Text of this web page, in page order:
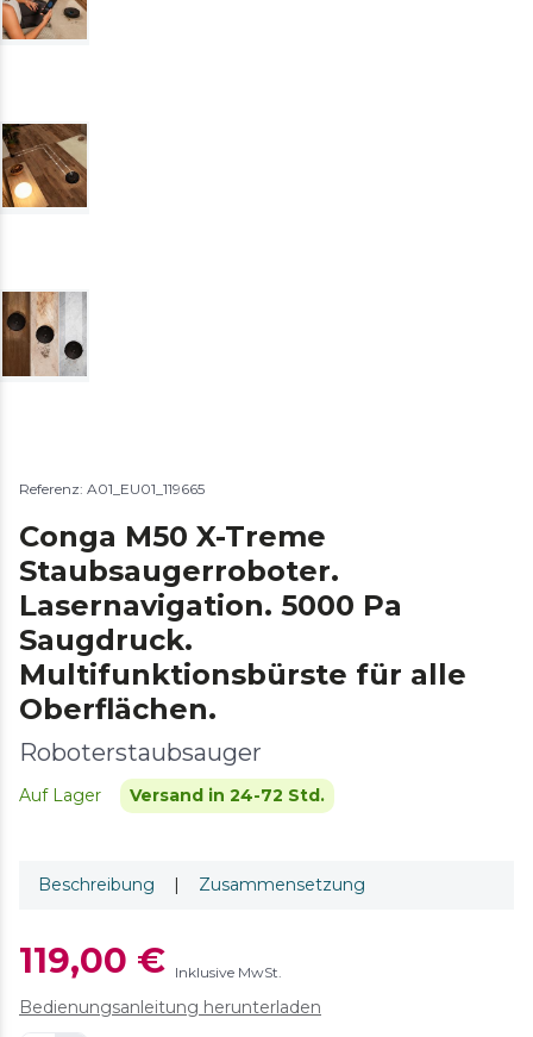
Referenz: A01_EU01_119665
Conga M50 X-Treme
Staubsaugerroboter.
Lasernavigation. 5000 Pa
Saugdruck.
Multifunktionsbürste für alle
Oberflächen.
Roboterstaubsauger
Auf Lager Versand in 24-72 Std.
Beschreibung | Zusammensetzung
119,00 € Inklusive MwSt.
Bedienungsanleitung herunterladen